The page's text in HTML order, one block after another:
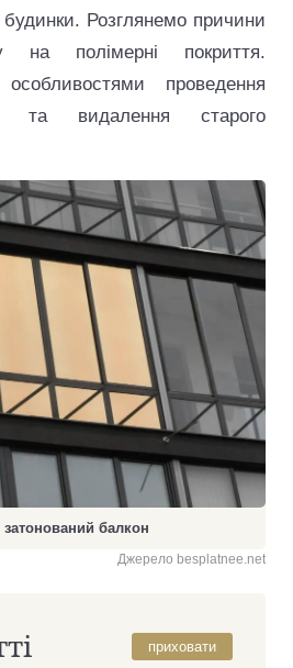
будинки. Розглянемо причини
на полімерні покриття.
проведення
та видалення старого
балкон
Джерело besplatnee.net
приховати